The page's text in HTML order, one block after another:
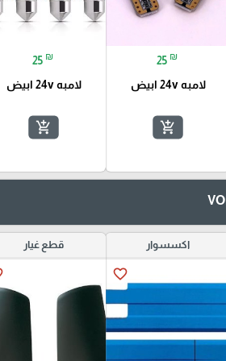
25 ₪
لامبه 24v ابيض
add_shopping_cart
25 ₪
لامبه 24v ابيض
add_shopping_cart
اكسسوار
favorite_border
قطع غيار